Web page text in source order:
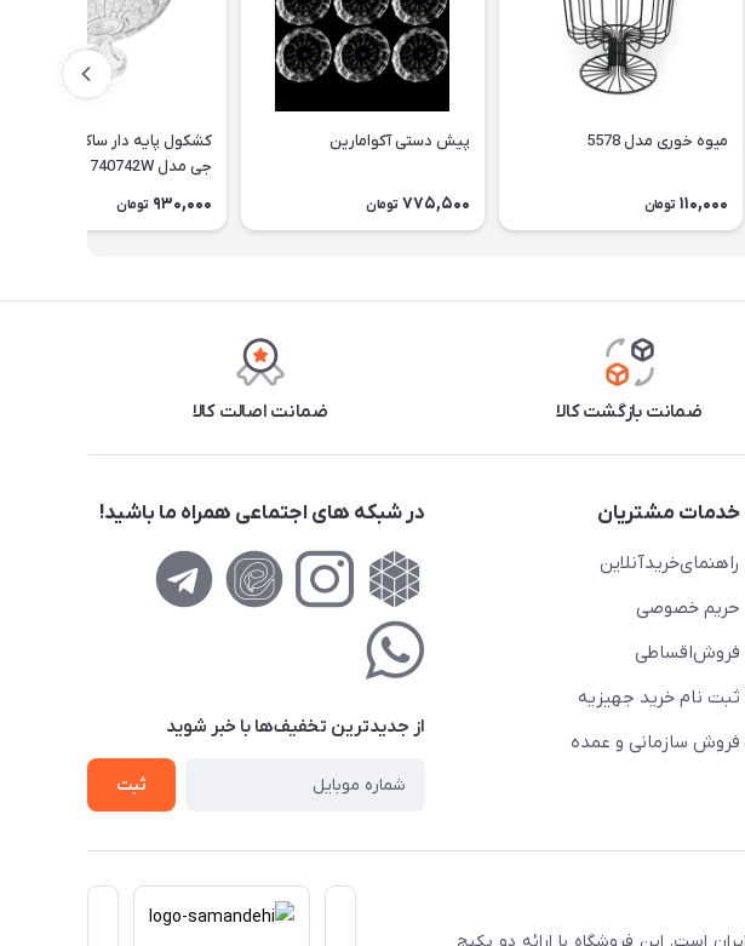
میوه خوری مدل 5578
110,000 تومان
پیش دستی آکوامارین
775,500 تومان
کشکول پایه دار ساکورا سری می
جی مدل 740742W
930,000 تومان
ضمانت بازگشت کالا ضمانت اصالت کالا
خدمات مشتریان
راهنمای‌خرید‌آنلاین
حریم خصوصی
فروش‌اقساطی
ثبت نام خرید جهیزیه
فروش سازمانی و عمده
در شبکه های اجتماعی همراه ما باشید!
از جدید‌ترین تخفیف‌ها با‌ خبر شوید
ثبت